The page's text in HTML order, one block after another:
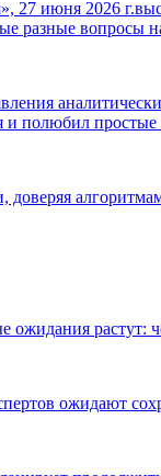
июня 2026
разные вопросы
и полюбил
доверяя
ожидания
ожидают